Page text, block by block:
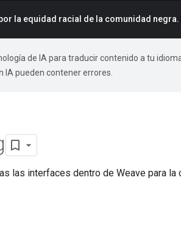
la equidad racial de la comunidad negra.
de IA para traducir contenido a tu
pueden contener errores.
las interfaces dentro de Weave para